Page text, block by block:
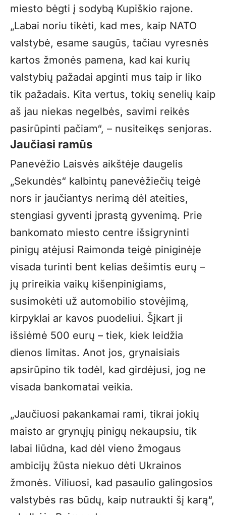
miesto bėgti į sodybą Kupiškio rajone.
„Labai noriu tikėti, kad mes, kaip NATO
valstybė, esame saugūs, tačiau vyresnės
kartos žmonės pamena, kad kai kurių
valstybių pažadai apginti mus taip ir liko
tik pažadais. Kita vertus, tokių senelių kaip
aš jau niekas negelbės, savimi reikės
pasirūpinti pačiam“, – nusiteikęs senjoras.
Jaučiasi ramūs
Panevėžio Laisvės aikštėje daugelis
„Sekundės“ kalbintų panevėžiečių teigė
nors ir jaučiantys nerimą dėl ateities,
stengiasi gyventi įprastą gyvenimą. Prie
bankomato miesto centre išsigryninti
pinigų atėjusi Raimonda teigė piniginėje
visada turinti bent kelias dešimtis eurų –
jų prireikia vaikų kišenpinigiams,
susimokėti už automobilio stovėjimą,
kirpyklai ar kavos puodeliui. Šįkart ji
išsiėmė 500 eurų – tiek, kiek leidžia
dienos limitas. Anot jos, grynaisiais
apsirūpino tik todėl, kad girdėjusi, jog ne
visada bankomatai veikia.
„Jaučiuosi pakankamai rami, tikrai jokių
maisto ar grynųjų pinigų nekaupsiu, tik
labai liūdna, kad dėl vieno žmogaus
ambicijų žūsta niekuo dėti Ukrainos
žmonės. Viliuosi, kad pasaulio galingosios
valstybės ras būdų, kaip nutraukti šį karą“,